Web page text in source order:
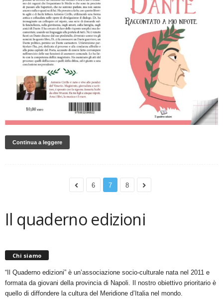
Continua a leggere
6 7 8
Il quaderno edizioni
Chi siamo
“Il Quaderno edizioni” è un’associazione socio-culturale nata nel 2011 e
formata da giovani della provincia di Napoli. Il nostro obiettivo prioritario è
quello di diffondere la cultura del Meridione d’Italia nel mondo.